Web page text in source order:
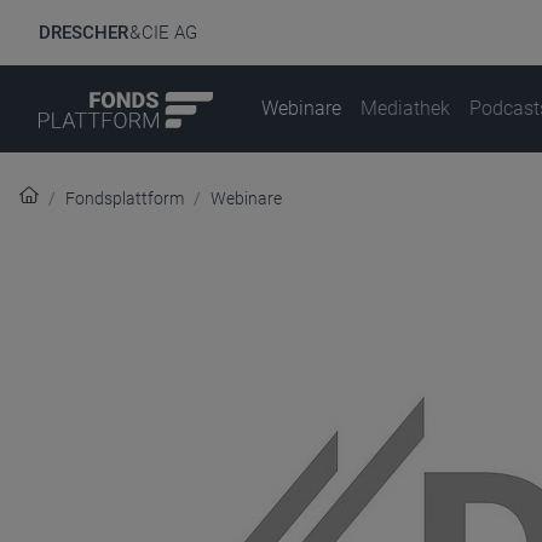
DRESCHER& CIE AG
Webinare Mediathek
Fondsplattform Webinare